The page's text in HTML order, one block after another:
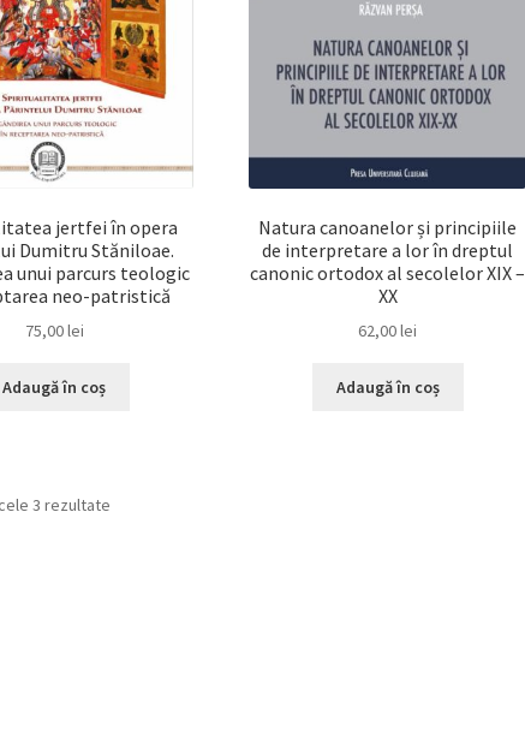
jertfei în opera
Dumitru Stăniloae.
unui parcurs teologic
neo-patristică
75,00lei
Adaugă în coș
Natura canoanelor și principiile
de interpretare a lor în dreptul
canonic ortodox al secolelor XIX –
XX
62,00lei
Adaugă în coș
3 rezultate